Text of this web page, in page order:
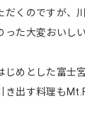
だくのですが、
った大変おいし
じめとした富士
き出す料理も